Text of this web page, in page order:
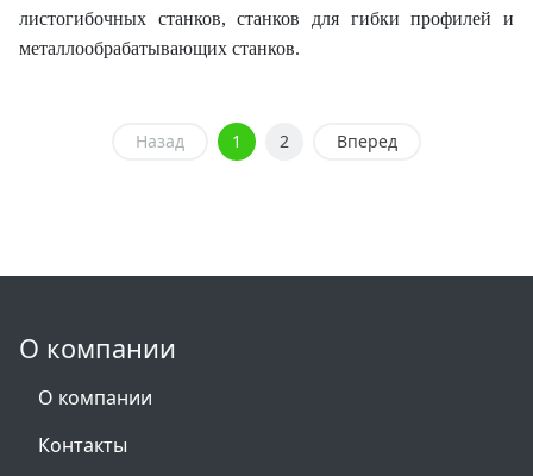
листогибочных станков, станков для гибки профилей и
металлообрабатывающих станков.
Назад 1 2 Вперед
О компании
О компании
Контакты